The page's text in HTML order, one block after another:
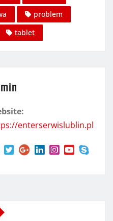
problem
tablet
enterserwislublin.pl